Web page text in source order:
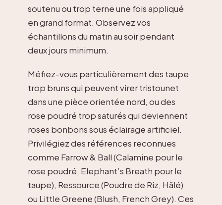
soutenu ou trop terne une fois appliqué
en grand format. Observez vos
échantillons du matin au soir pendant
deux jours minimum.
Méfiez-vous particulièrement des taupe
trop bruns qui peuvent virer tristounet
dans une pièce orientée nord, ou des
rose poudré trop saturés qui deviennent
roses bonbons sous éclairage artificiel.
Privilégiez des références reconnues
comme Farrow & Ball (Calamine pour le
rose poudré, Elephant’s Breath pour le
taupe), Ressource (Poudre de Riz, Hâlé)
ou Little Greene (Blush, French Grey). Ces